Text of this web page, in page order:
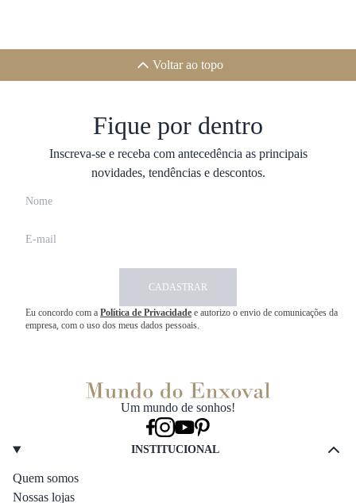
Voltar ao topo
Fique por dentro
Inscreva-se e receba com antecedência as principais
novidades, tendências e descontos.
CADASTRAR
Eu concordo com a Política de Privacidade e autorizo o envio de comunicações da
empresa, com o uso dos meus dados pessoais.
Um mundo de sonhos!
INSTITUCIONAL
Quem somos
Nossas lojas